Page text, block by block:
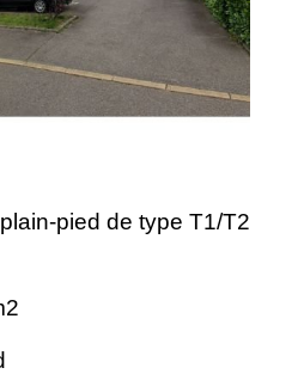
pied de type T1/T2